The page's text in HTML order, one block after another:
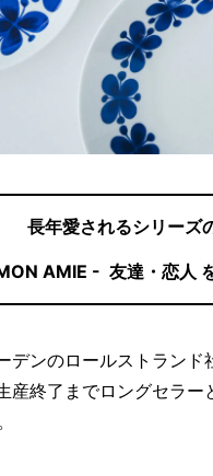
長年愛されるシリーズ
AMIE - 友達・恋人
デンのロールストラン
産終了までロングセラー